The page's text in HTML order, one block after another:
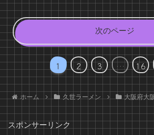
次のページ
1 2 3 … 16
ホーム 久世ラーメン 大阪府大
スポンサーリンク